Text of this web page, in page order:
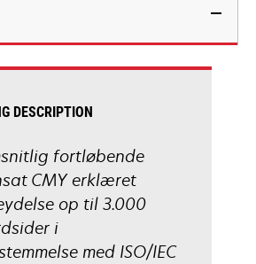
DESCRIPTION
fortløbende
CMY erklæret
op til 3.000
i
med ISO/IEC